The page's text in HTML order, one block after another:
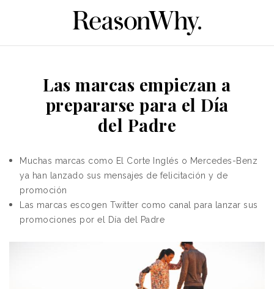
Las marcas empiezan a
prepararse para el Día
del Padre
Muchas marcas como El Corte Inglés o Mercedes-Benz
ya han lanzado sus mensajes de felicitación y de
promoción
Las marcas escogen Twitter como canal para lanzar sus
promociones por el Día del Padre